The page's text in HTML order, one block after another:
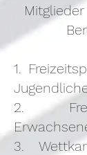
1.
2.
3.